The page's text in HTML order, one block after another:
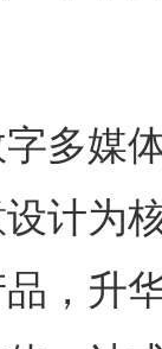
媒体
计为
，升